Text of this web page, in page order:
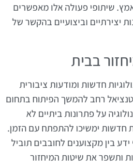
שיתופי פעולה אלו מאפשרים
יצירתיים וביצועיים בהקשר של
בבית
חדשות ומודעות ציבורית
רחב להמשך הפיתוח בתחום
על פתרונות ביתיים לא
חדשות ימשיכו להתפתח עם הזמן.
בין מקצוענים לחובבים תוביל
ותשפר את שיטות המיחזור